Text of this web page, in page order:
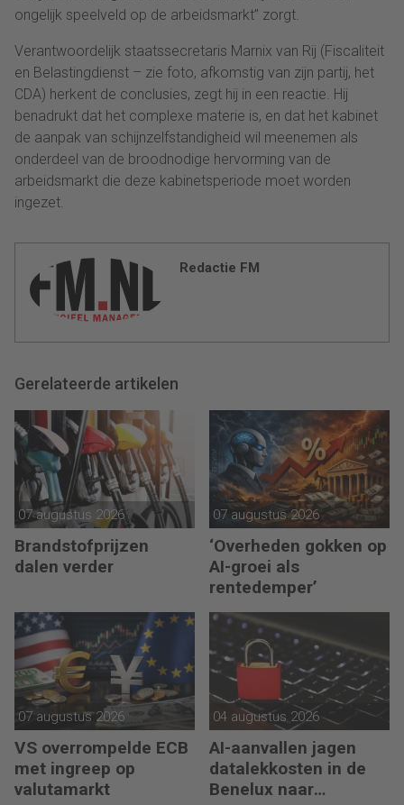
ongelijk speelveld op de arbeidsmarkt” zorgt.
Verantwoordelijk staatssecretaris Marnix van Rij (Fiscaliteit
en Belastingdienst – zie foto, afkomstig van zijn partij, het
CDA) herkent de conclusies, zegt hij in een reactie. Hij
benadrukt dat het complexe materie is, en dat het kabinet
de aanpak van schijnzelfstandigheid wil meenemen als
onderdeel van de broodnodige hervorming van de
arbeidsmarkt die deze kabinetsperiode moet worden
ingezet.
Redactie FM
Gerelateerde artikelen
07 augustus 2026
Brandstofprijzen
dalen verder
07 augustus 2026
‘Overheden gokken op
AI-groei als
rentedemper’
07 augustus 2026
VS overrompelde ECB
met ingreep op
valutamarkt
04 augustus 2026
AI-aanvallen jagen
datalekkosten in de
Benelux naar